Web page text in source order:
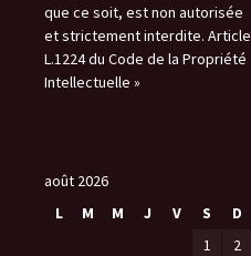
que ce soit, est non autorisée
et strictement interdite. Article
L.1224 du Code de la Propriété
Intellectuelle »
août 2026
L
M M J V S
D
1
2